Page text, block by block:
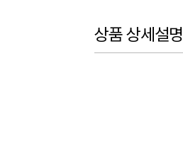
상품 상세설명